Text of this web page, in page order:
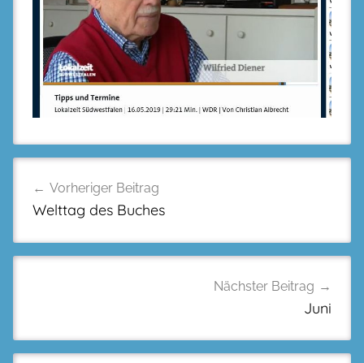
Vorheriger Beitrag
Welttag des Buches
Nächster Beitrag
Juni